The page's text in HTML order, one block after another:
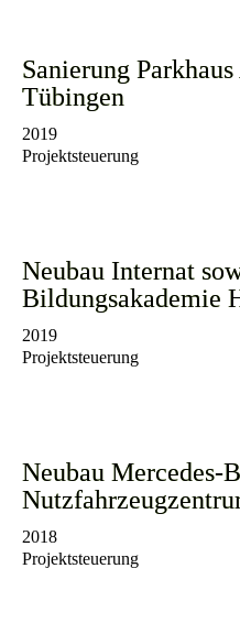
Sanierung
Tübingen
2019
Projektsteuerung
Neubau Internat
Bildungsakademie
2019
Projektsteuerung
Neubau Mercedes-
2018
Projektsteuerung